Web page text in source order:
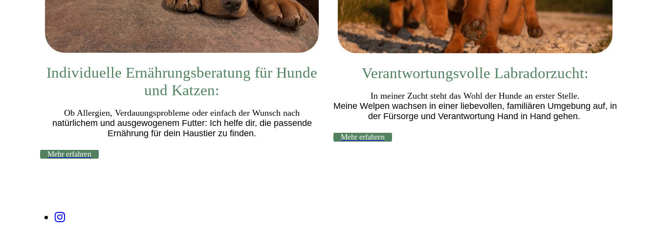
Individuelle Ernährungsberatung für Hunde
und Katzen:
Ob Allergien, Verdauungsprobleme oder einfach der Wunsch nach
natürlichem und ausgewogenem Futter: Ich helfe dir, die passende
Ernährung für dein Haustier zu finden.
Mehr erfahren
Verantwortungsvolle Labradorzucht:
In meiner Zucht steht das Wohl der Hunde an erster Stelle.
Meine Welpen wachsen in einer liebevollen, familiären Umgebung auf, in
der Fürsorge und Verantwortung Hand in Hand gehen.
Mehr erfahren